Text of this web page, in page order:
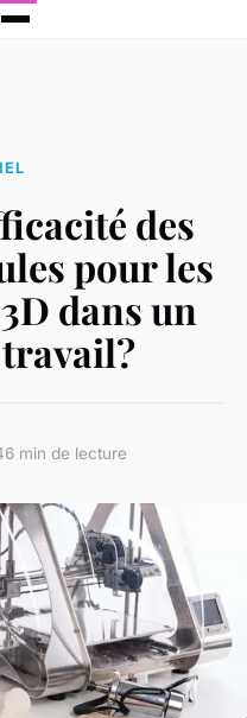
des
pour les
dans un
travail?
6 min de lecture